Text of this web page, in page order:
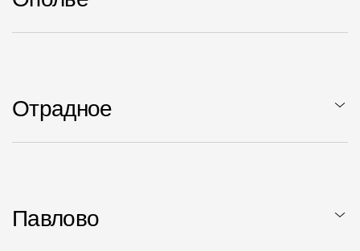
Отрадное
Павлово